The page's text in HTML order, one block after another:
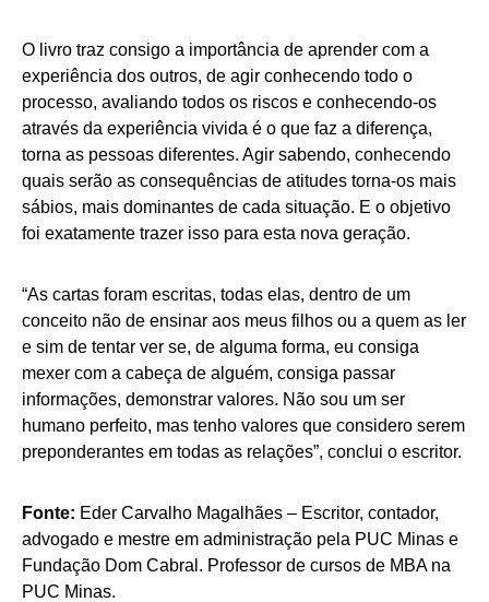
O livro traz consigo a importância de aprender com a
experiência dos outros, de agir conhecendo todo o
processo, avaliando todos os riscos e conhecendo-os
através da experiência vivida é o que faz a diferença,
torna as pessoas diferentes. Agir sabendo, conhecendo
quais serão as consequências de atitudes torna-os mais
sábios, mais dominantes de cada situação. E o objetivo
foi exatamente trazer isso para esta nova geração.
“As cartas foram escritas, todas elas, dentro de um
conceito não de ensinar aos meus filhos ou a quem as ler
e sim de tentar ver se, de alguma forma, eu consiga
mexer com a cabeça de alguém, consiga passar
informações, demonstrar valores. Não sou um ser
humano perfeito, mas tenho valores que considero serem
preponderantes em todas as relações”, conclui o escritor.
Fonte: Eder Carvalho Magalhães – Escritor, contador,
advogado e mestre em administração pela PUC Minas e
Fundação Dom Cabral. Professor de cursos de MBA na
PUC Minas.